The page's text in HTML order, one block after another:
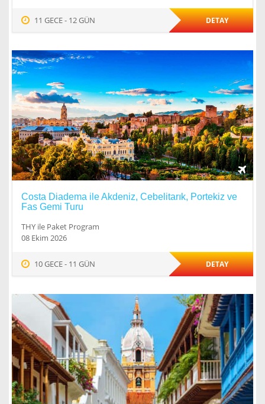
11 GECE - 12 GÜN DETAY
Costa Diadema ile Akdeniz, Cebelitarık, Portekiz ve
Fas Gemi Turu
THY ile Paket Program
08 Ekim 2026
10 GECE - 11 GÜN DETAY